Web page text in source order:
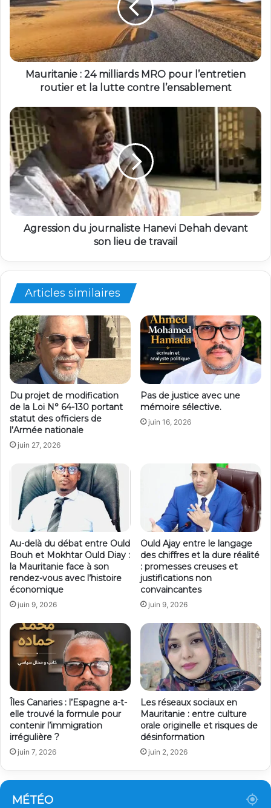
Mauritanie : 24 milliards MRO pour l’entretien
routier et la lutte contre l’ensablement
Agression du journaliste Hanevi Dehah devant
son lieu de travail
Articles similaires
Du projet de modification
de la Loi N° 64-130 portant
statut des officiers de
l’Armée nationale
juin 27, 2026
Pas de justice avec une
mémoire sélective.
juin 16, 2026
Au-delà du débat entre Ould
Bouh et Mokhtar Ould Diay :
la Mauritanie face à son
rendez-vous avec l’histoire
économique
juin 9, 2026
Ould Ajay entre le langage
des chiffres et la dure réalité
: promesses creuses et
justifications non
convaincantes
juin 9, 2026
Îles Canaries : l’Espagne a-t-
elle trouvé la formule pour
contenir l’immigration
irrégulière ?
juin 7, 2026
Les réseaux sociaux en
Mauritanie : entre culture
orale originelle et risques de
désinformation
juin 2, 2026
MÉTÉO